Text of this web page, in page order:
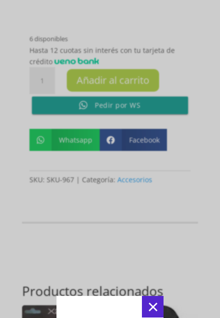
×
6 disponibles
Hasta 12 cuotas sin interés con tu tarjeta de
crédito
NIÑA
CONBINADOS
PQ
X5
21.5-
23
Añadir al carrito
Pedir por WS
 Whatsapp  Facebook
SKU: SKU-967 Categoría: Accesorios
Productos relacionados